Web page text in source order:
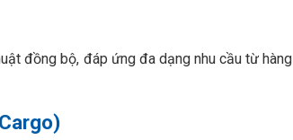
đồng bộ, đáp ứng đa dạng nhu cầu từ hàng